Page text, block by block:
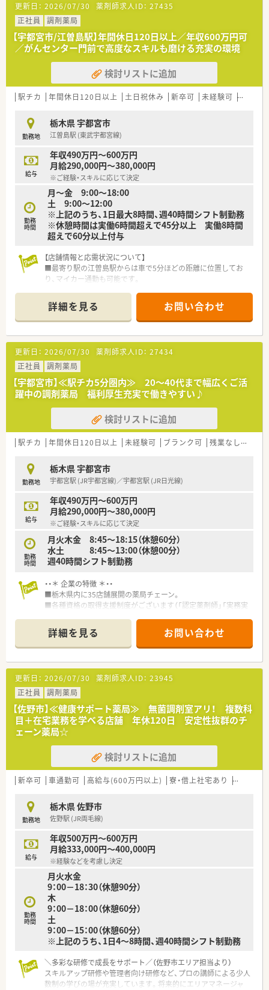
■事務スタッフも2〜3名配置されているため、薬剤師本来の業
務に集中しやすく、患者様とのコミュニケーションを大切にでき
ます。
【募集背景と求める人物像について】
■地域に根ざした薬局として更なるサービス向上を目指してお
り、患者様に寄り添った対応ができる方を募集しております。
■ベテランスタッフが揃っているため、未経験の方やブランクが
ある方でも、前向きに学ぶ意欲がある方を歓迎いたします。
のコミュニケーション能力を備えた方を求めております。
【法人特徴について】
■地域に密着して40年以上の実績があり、患者様との信頼関係
を最優先に考えた「生きた薬局」作りを目指しております。
■宇都宮市を中心に複数の店舗を展開しており、各店舗が専門ク
リニックに隣接しているため、多様な処方を経験できます。
■各種勉強会や入社年に応じた外部セミナーへの参加を推進し
ており、常に最新の薬学的知識を習得できる環境が整っていま
す。
【職場環境と雰囲気】
や配慮がなされており、残業が少なく働きやすい環境です。
■産休や育休の取得率が高く、男性の育休取得実績もあるなど、
子育て世代に対する理解が深く、女性にも優しい職場です。
■経験豊富なベテランスタッフが多く在籍しており、困ったこと
や分からないことがあれば気軽に相談できる温かい雰囲気で
す。
更新日： 2026/07/30 薬剤師求人ID： 27435
正社員
調剤薬局
【宇都宮市/江曽島駅】年間休日120日以上／年収600万円可
／がんセンター門前で高度なスキルも磨ける充実の環境
検討リストに追加
駅チカ 年間休日120日以上 土日祝休み 新卒可 未経験可 ブラン
勤務地
栃木県 宇都宮市
江曽島駅 (東武宇都宮線)
給与
年収490万円～600万円
月給290,000円～380,000円
※ご経験・スキルに応じて決定
勤務
時間
月～金 9:00～18:00
土 9:00～12:00
※上記のうち、1日最大8時間、週40時間シフト制勤務
※休憩時間は実働6時間超えで45分以上 実働8時間
超えで60分以上付与
【店舗情報と応需状況について】
■最寄り駅の江曽島駅からは車で5分ほどの距離に位置してお
り、マイカー通勤も可能です。
処方箋を応需しています。
■薬剤師は常勤3名体制で業務にあたっており、協力しながらス
ムーズな調剤を行っています。
【募集背景と求める人物像について】
■組織体制の強化を図るための定期採用であり、長期的に活躍で
きる方を歓迎しています。
■チームワークを大切にし、周囲と協調しながら業務に取り組め
る方を求めています。
■地域医療への貢献に意欲を持ち、患者様に寄り添った対応がで
きる方を歓迎しています。
【法人特徴について】
■栃木県内に特化して45店舗を展開しており、地域密着型の薬
■地域医療を支えるため、基幹病院前への出店や在宅医療への取
り組みを強化しています。
■認定薬剤師や実務実習指導薬剤師など、各種資格取得を積極的
に支援する制度があります。
【求人情報について】
■ワークライフバランスを重視したい方に最適です。
■年収は経験やスキルに応じて490万円から600万円の間で決定
される好待遇です。
■正社員としての採用ですが、紹介予定派遣を利用して職場との
詳細を見る お問い合わせ
更新日： 2026/07/30 薬剤師求人ID： 27434
正社員
調剤薬局
【宇都宮市】≪駅チカ5分圏内≫ 20～40代まで幅広くご活
躍中の調剤薬局 福利厚生充実で働きやすい♪
検討リストに追加
駅チカ 年間休日120日以上 未経験可 ブランク可 残業なし(ほぼなし含む)
勤務地
栃木県 宇都宮市
宇都宮駅 (JR宇都宮線)／宇都宮駅 (JR日光線)
給与
年収490万円～600万円
月給290,000円～380,000円
※ご経験・スキルに応じて決定
勤務
時間
月火木金 8:45～18:15（休憩60分）
水土 8:45～13:00（休憩00分）
週40時間シフト制勤務
・・＊ 企業の特徴 ＊・・
■栃木県内に35店舗展開の薬局チェーン。
■各種資格の取得支援制度がございます（「認定薬剤師」「実務実
■年2回の社内研修会だけでなく、レベル別の研修もございま
す。
■調剤過誤防止システムなど、最新機材も導入済みです。
■20～40代の薬剤師さんが活躍しています。
※こちらの求人は、「紹介予定派遣」が可能です。
～紹介予定派遣とは～
直接雇用を前提として一定の期間（最長6か月）、派遣社員で勤務
するスタイルです。
環境や人間関係、業務の流れ等を実際に働いて見ていただき、
問題なければ晴れて直接雇用に切り替わるシステムになりま
す。
～こんな方に～
■入ってから職場環境・人間関係がイメージと違って苦労した事
がある
■今まで少ない日数・時間で働いていたので、今回の勤務時間帯
が合うかどうかわからない
・・など、ご興味がおありの方はお気軽にお問合せください！
詳細を見る お問い合わせ
更新日： 2026/07/30 薬剤師求人ID： 23945
正社員
調剤薬局
【佐野市】≪健康サポート薬局≫ 無菌調剤室アリ！ 複数科
目＋在宅業務を学べる店舗 年休120日 安定性抜群のチ
ェーン薬局☆
検討リストに追加
新卒可 車通勤可 高給与(600万円以上) 寮・借上社宅あり 住宅補
勤務地
栃木県 佐野市
佐野駅 (JR両毛線)
給与
年収500万円～600万円
月給333,000円～400,000円
※経験などを考慮し決定
勤務
時間
月火水金
9：00－18：30（休憩90分）
木
9：00－18：00（休憩60分）
土
9：00－15：00（休憩60分）
※上記のうち、1日4～8時間、週40時間シフト制勤務
＼多彩な研修で成長をサポート／（佐野市エリア担当より）
スキルアップ研修や管理者向け研修など、プロの講師による少人
数制の学びの場が充実しています。将来的にエリアマネージャ